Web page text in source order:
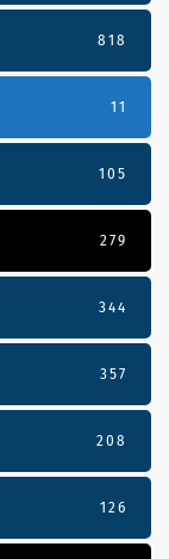
818
11
105
279
344
357
208
126